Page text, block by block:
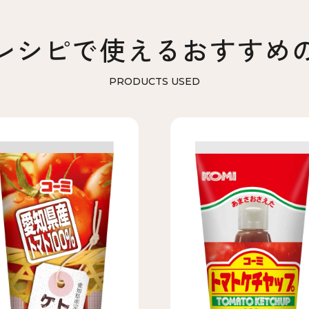
シピで使える おすすめ
PRODUCTS USED